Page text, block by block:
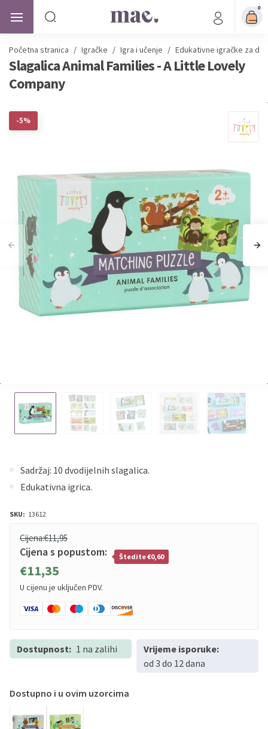
0
Početna stranica / Igračke / Igra i učenje / Edukativne igračke za
Slagalica Animal Families - A Little Lovely
Company
-5%
Sadržaj: 10 dvodijelnih slagalica.
Edukativna igrica.
SKU: 13612
Cijena:€11,95
Cijena s popustom:
€11,35
Štedite €0,60
U cijenu je uključen PDV.
Dostupnost: 1 na zalihi
Vrijeme isporuke:
od 3 do 12 dana
Dostupno i u ovim uzorcima